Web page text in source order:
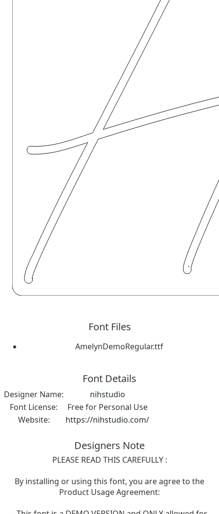
Font Files
AmelynDemoRegular.ttf
Font Details
Designer Name:
nihstudio
Font License:
Free for Personal Use
Website:
https://nihstudio.com/
Designers Note
PLEASE READ THIS CAREFULLY :
By installing or using this font, you are agree to the
Product Usage Agreement: